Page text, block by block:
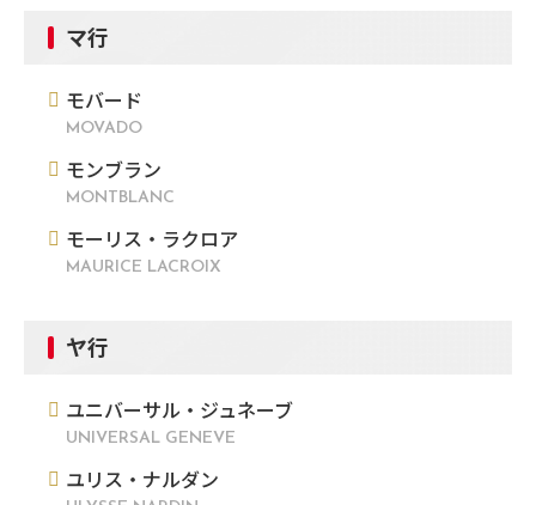
マ行
モバード
MOVADO
モンブラン
MONTBLANC
モーリス・ラクロア
MAURICE LACROIX
ヤ行
ユニバーサル・ジュネーブ
UNIVERSAL GENEVE
ユリス・ナルダン